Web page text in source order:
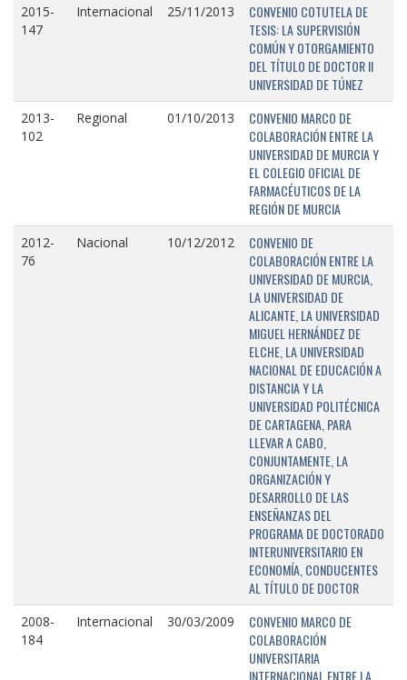
2015-
147
Internacional 25/11/2013
CONVENIO COTUTELA DE
TESIS: LA SUPERVISIÓN
COMÚN Y OTORGAMIENTO
DEL TÍTULO DE DOCTOR II
UNIVERSIDAD DE TÚNEZ
2013-
102
Regional 01/10/2013
CONVENIO MARCO DE
COLABORACIÓN ENTRE LA
UNIVERSIDAD DE MURCIA Y
EL COLEGIO OFICIAL DE
FARMACÉUTICOS DE LA
REGIÓN DE MURCIA
2012-
76
Nacional 10/12/2012
CONVENIO DE
COLABORACIÓN ENTRE LA
UNIVERSIDAD DE MURCIA,
LA UNIVERSIDAD DE
ALICANTE, LA UNIVERSIDAD
MIGUEL HERNÁNDEZ DE
ELCHE, LA UNIVERSIDAD
NACIONAL DE EDUCACIÓN A
DISTANCIA Y LA
UNIVERSIDAD POLITÉCNICA
DE CARTAGENA, PARA
LLEVAR A CABO,
CONJUNTAMENTE, LA
ORGANIZACIÓN Y
DESARROLLO DE LAS
ENSEÑANZAS DEL
PROGRAMA DE DOCTORADO
INTERUNIVERSITARIO EN
ECONOMÍA, CONDUCENTES
AL TÍTULO DE DOCTOR
2008-
184
Internacional 30/03/2009
CONVENIO MARCO DE
COLABORACIÓN
UNIVERSITARIA
INTERNACIONAL ENTRE LA